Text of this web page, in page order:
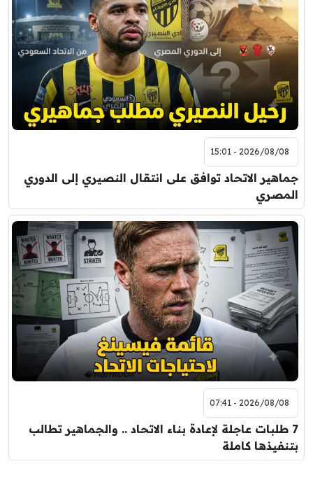
2026/08/08 - 15:01
جماهير الاتحاد توافق على انتقال النصيري إلى الدوري
المصري
2026/08/08 - 07:41
7 طلبات عاجلة لإعادة بناء الاتحاد .. والجماهير تطالب
بتنفيذها كاملة